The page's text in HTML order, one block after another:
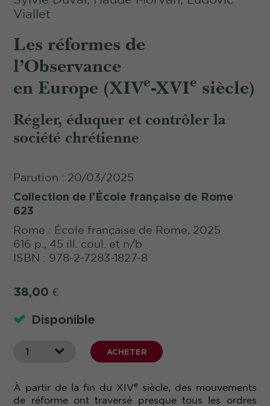
Viallet
Les réformes de
l’Observance
en Europe (XIVe-XVIe siècle)
Régler, éduquer et contrôler la
société chrétienne
Parution : 20/03/2025
Collection de l’École française de Rome
623
Rome : École française de Rome, 2025
616 p., 45 ill. coul. et n/b
ISBN : 978-2-7283-1827-8
38,00 €
Disponible
1 ACHETER
À partir de la fin du XIVesiècle, des mouvements
de réforme ont traversé presque tous les ordres